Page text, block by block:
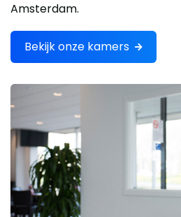
Amsterdam.
Bekijk onze kamers